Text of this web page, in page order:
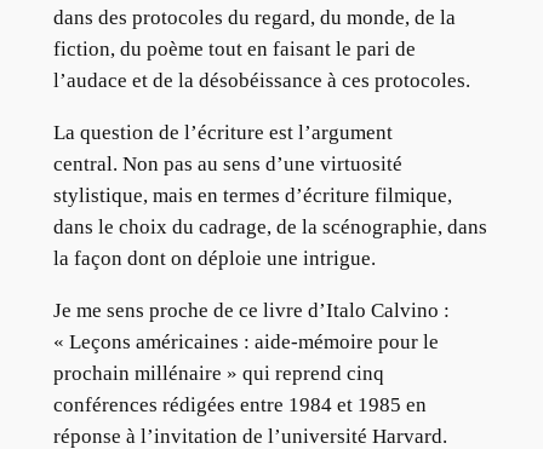
dans des protocoles du regard, du monde, de la
fiction, du poème tout en faisant le pari de
l’audace et de la désobéissance à ces protocoles.
La question de l’écriture est l’argument
central. Non pas au sens d’une virtuosité
stylistique, mais en termes d’écriture filmique,
dans le choix du cadrage, de la scénographie, dans
la façon dont on déploie une intrigue.
Je me sens proche de ce livre d’Italo Calvino :
« Leçons américaines : aide-mémoire pour le
prochain millénaire » qui reprend cinq
conférences rédigées entre 1984 et 1985 en
réponse à l’invitation de l’université Harvard.